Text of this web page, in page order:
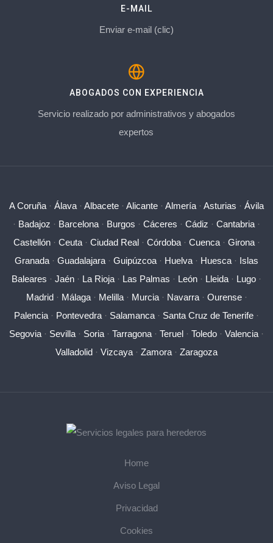
E-MAIL
Enviar e-mail (clic)
ABOGADOS CON EXPERIENCIA
Servicio realizado por administrativos y abogados
expertos
A Coruña · Álava · Albacete · Alicante · Almería · Asturias · Ávila
· Badajoz · Barcelona · Burgos · Cáceres · Cádiz · Cantabria ·
Castellón· Ceuta· Ciudad Real· Córdoba· Cuenca· Girona·
Granada · Guadalajara · Guipúzcoa · Huelva · Huesca · Islas
Baleares · Jaén · La Rioja · Las Palmas · León · Lleida · Lugo ·
Madrid· Málaga· Melilla· Murcia· Navarra· Ourense·
Palencia · Pontevedra · Salamanca · Santa Cruz de Tenerife ·
Segovia · Sevilla · Soria · Tarragona · Teruel · Toledo · Valencia ·
Valladolid · Vizcaya · Zamora · Zaragoza
Home
Aviso Legal
Privacidad
Cookies